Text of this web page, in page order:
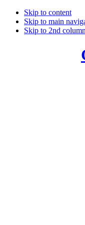
Skip to content
Skip to main
Skip to 2nd column